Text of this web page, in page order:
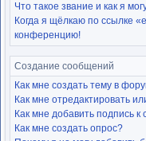
Что такое звание и как я
Когда я щёлкаю по ссылке
конференцию!
Создание сообщений
Как мне создать тему в
Как мне отредактировать
Как мне добавить подпись
Как мне создать опрос?